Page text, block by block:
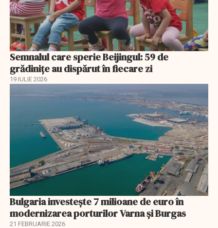
Semnalul care sperie Beijingul: 59 de
grădinițe au dispărut în fiecare zi
19 IULIE 2026
Bulgaria investește 7 milioane de euro în
modernizarea porturilor Varna și Burgas
21 FEBRUARIE 2026